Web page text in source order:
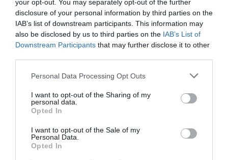
your opt-out. You may separately opt-out of the further
disclosure of your personal information by third parties on the
IAB’s list of downstream participants. This information may
also be disclosed by us to third parties on the IAB’s List of
Downstream Participants that may further disclose it to other
Personal Data Processing Opt Outs
I want to opt-out of the Sharing of my
personal data.
Opted In
I want to opt-out of the Sale of my
Personal Data.
Opted In
ΠΡΟΗΓΟΎΜΕΝΗ ΑΝΆΡΤΗΣΗ
ΑΘΕΤΗΣΗ ΕΤΑΙΡΙΚΟΥ ΧΡΕΟΥΣ ΑΠΟ ΤΗΝ KONTROLMATIK, ΔΕΝ
ΑΠΟΠΛΗΡΩΣΕ ΟΜΟΛΟΓΑ ΣΕ ΛΙΡΕΣ
ΜΕΤΑΝΑΣΤΩΝ — ΣΥΝΕΛΗΦΘΗ 17ΧΡΟΝΟΣ ΣΤΗΝ ΑΝΩ ΠΟΛΗ